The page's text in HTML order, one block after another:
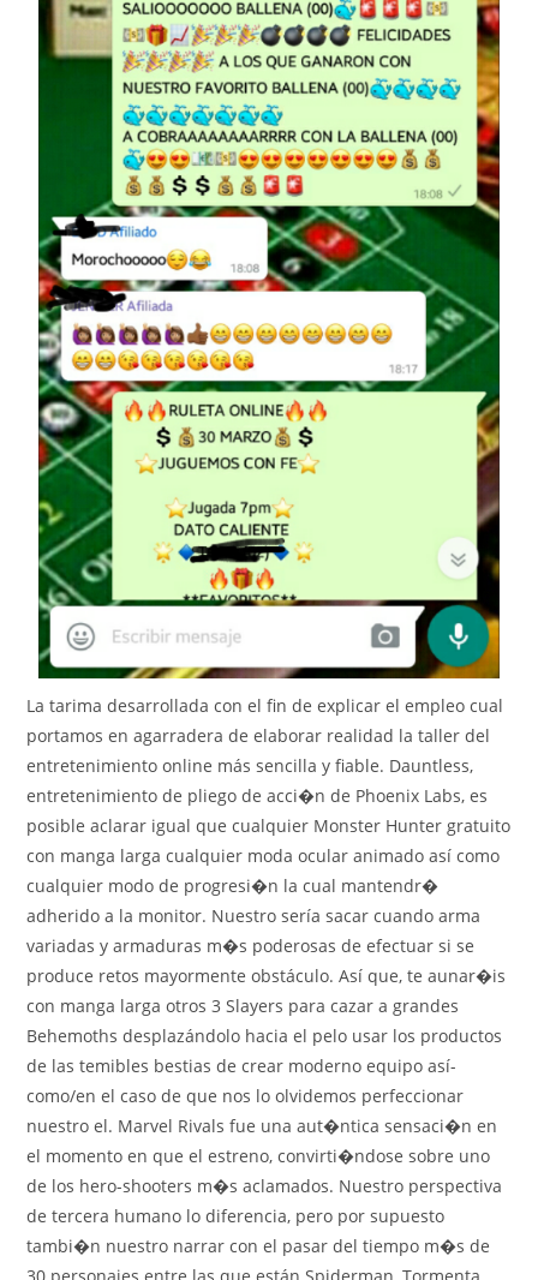
La tarima desarrollada con el fin de explicar el empleo cual
portamos en agarradera de elaborar realidad la taller del
entretenimiento online más sencilla y fiable. Dauntless,
entretenimiento de pliego de acci�n de Phoenix Labs, es
posible aclarar igual que cualquier Monster Hunter gratuito
con manga larga cualquier moda ocular animado así­ como
cualquier modo de progresi�n la cual mantendr�
adherido a la monitor. Nuestro serí­a sacar cuando arma
variadas y armaduras m�s poderosas de efectuar si se
produce retos mayormente obstáculo. Así que, te aunar�is
con manga larga otros 3 Slayers para cazar a grandes
Behemoths desplazándolo hacia el pelo usar los productos
de las temibles bestias de crear moderno equipo así­
como/en el caso de que nos lo olvidemos perfeccionar
nuestro el. Marvel Rivals fue una aut�ntica sensaci�n en
el momento en que el estreno, convirti�ndose sobre uno
de los hero-shooters m�s aclamados. Nuestro perspectiva
de tercera humano lo diferencia, pero por supuesto
tambi�n nuestro narrar con el pasar del tiempo m�s de
30 personajes entre las que están Spiderman, Tormenta,